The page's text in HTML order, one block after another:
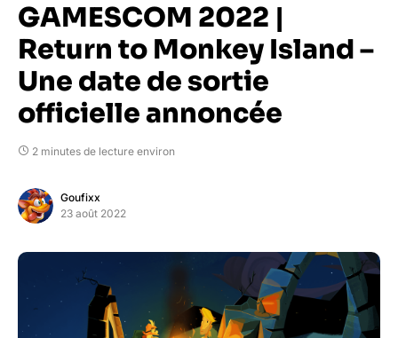
GAMESCOM 2022 |
Return to Monkey Island –
Une date de sortie
officielle annoncée
2 minutes de lecture environ
Goufixx
23 août 2022